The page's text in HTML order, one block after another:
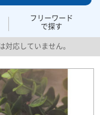
フリーワード
で探す
対応していません。